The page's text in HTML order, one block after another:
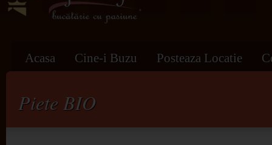
Acasa Cine-i Buzu Posteaza Locatie
Piete BIO